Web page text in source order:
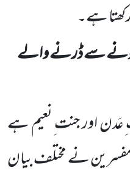
ہے۔
سے ڈرنے والے
اور جنت ِنعیم ہے
نے مختلف بیان